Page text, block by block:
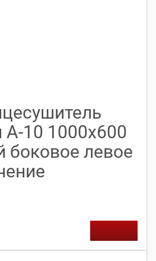
А-10 1000х600
боковое левое